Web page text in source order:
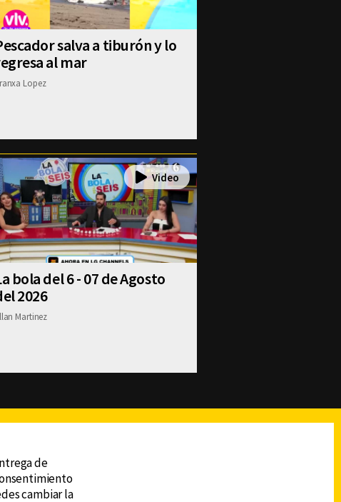
salva a tiburón y lo
al mar
Lopez
bola del 6 - 07 de Agosto
2026
Martinez
de
cambiar la